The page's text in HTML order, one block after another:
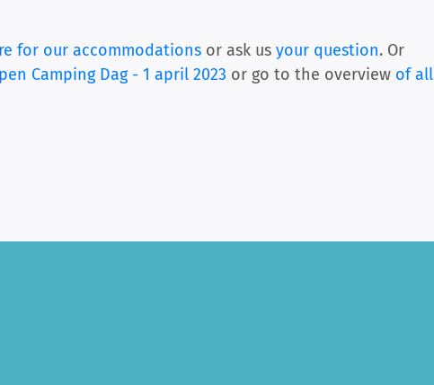
for our accommodations or ask us your question. Or
Camping Dag - 1 april 2023 or go to the overview of all